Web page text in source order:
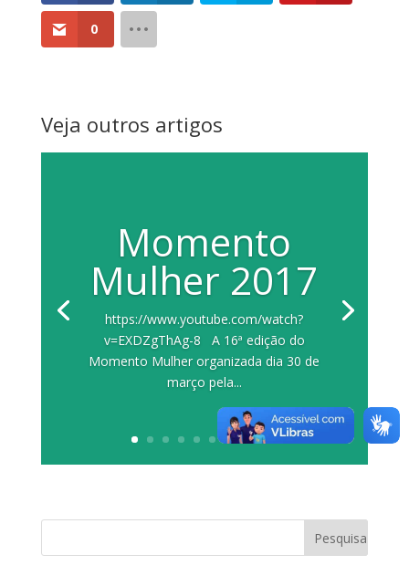
0
Veja outros artigos
Momento
Mulher 2017
https://www.youtube.com/watch?
v=EXDZgThAg-8 A 16ª edição do
Momento Mulher organizada dia 30 de
março pela...